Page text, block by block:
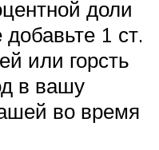
доли
1 ст.
или горсть
в вашу
во время